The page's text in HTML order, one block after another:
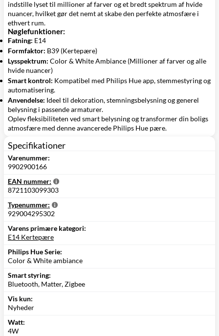
indstille lyset til millioner af farver og et bredt spektrum af hvide
nuancer, hvilket gør det nemt at skabe den perfekte atmosfære i
ethvert rum.
Nøglefunktioner:
Fatning: E14
Formfaktor: B39 (Kertepære)
Lysspektrum: Color & White Ambiance (Millioner af farver og alle
hvide nuancer)
Smart kontrol: Kompatibel med Philips Hue app, stemmestyring og
automatisering.
Anvendelse: Ideel til dekoration, stemningsbelysning og generel
belysning i passende armaturer.
Oplev fleksibiliteten ved smart belysning og transformer din boligs
atmosfære med denne avancerede Philips Hue pære.
Specifikationer
Varenummer:
9902900166
EAN nummer:
8721103099303
Typenummer:
929004295302
Varens primære kategori:
E14 Kertepære
Philips Hue Serie:
Color & White ambiance
Smart styring:
Bluetooth, Matter, Zigbee
Vis kun:
Nyheder
Watt:
4W